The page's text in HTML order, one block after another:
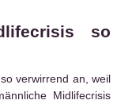
so
verwirrend an, weil
Midlifecrisis